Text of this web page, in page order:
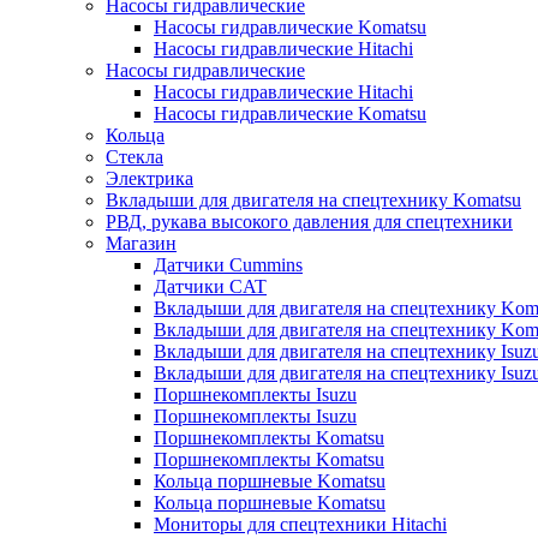
Насосы гидравлические
Насосы гидравлические Komatsu
Насосы гидравлические Hitachi
Насосы гидравлические
Насосы гидравлические Hitachi
Насосы гидравлические Komatsu
Кольца
Стекла
Электрика
Вкладыши для двигателя на спецтехнику Komatsu
РВД, рукава высокого давления для спецтехники
Магазин
Датчики Cummins
Датчики CAT
Вкладыши для двигателя на спецтехнику
Вкладыши для двигателя на спецтехнику
Вкладыши для двигателя на спецтехнику
Вкладыши для двигателя на спецтехнику
Поршнекомплекты Isuzu
Поршнекомплекты Isuzu
Поршнекомплекты Komatsu
Поршнекомплекты Komatsu
Кольца поршневые Komatsu
Кольца поршневые Komatsu
Мониторы для спецтехники Hitachi